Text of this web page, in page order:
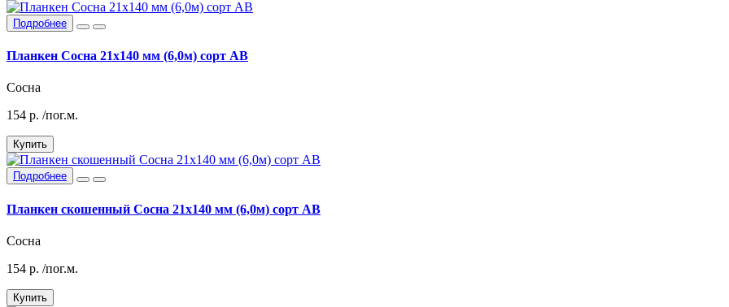
Подробнее
Планкен Сосна 21х140 мм (6,0м) сорт АВ
Сосна
154 р. /пог.м.
Купить
Подробнее
Планкен скошенный Сосна 21х140 мм (6,0м) сорт АВ
Сосна
154 р. /пог.м.
Купить